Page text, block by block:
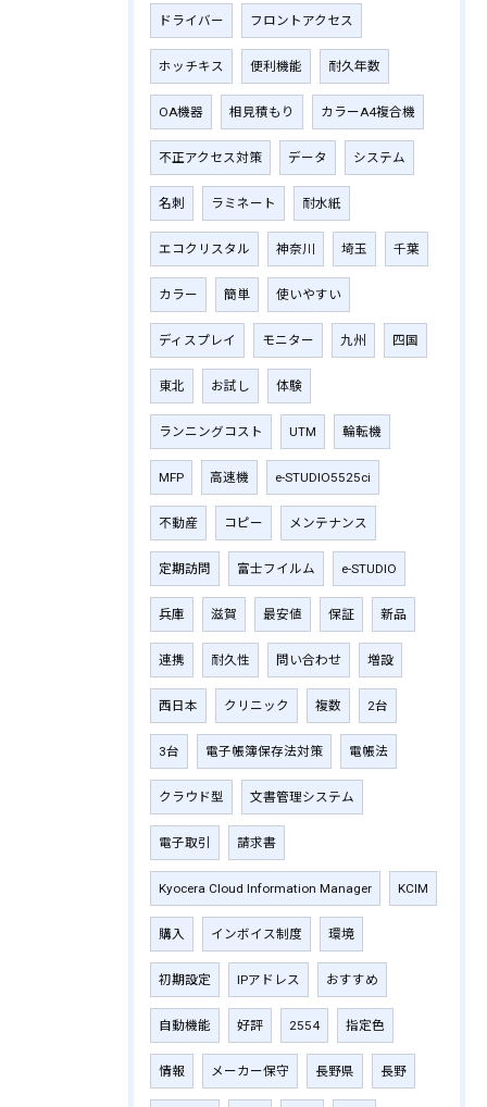
ドライバー フロントアクセス
ホッチキス 便利機能 耐久年数
OA機器 相見積もり カラーA4複合機
不正アクセス対策 データ システム
名刺 ラミネート 耐水紙
エコクリスタル 神奈川 埼玉 千葉
カラー 簡単 使いやすい
ディスプレイ モニター 九州 四国
東北 お試し 体験
ランニングコスト UTM 輪転機
MFP 高速機 e-STUDIO5525ci
不動産 コピー メンテナンス
定期訪問 富士フイルム e-STUDIO
兵庫 滋賀 最安値 保証 新品
連携 耐久性 問い合わせ 増設
西日本 クリニック 複数 2台
3台 電子帳簿保存法対策 電帳法
クラウド型 文書管理システム
電子取引 請求書
Kyocera Cloud Information Manager KCIM
購入 インボイス制度 環境
初期設定 IPアドレス おすすめ
自動機能 好評 2554 指定色
情報 メーカー保守 長野県 長野